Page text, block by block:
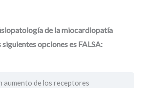
de la miocardiopatía
opciones es FALSA:
aumento de los receptores